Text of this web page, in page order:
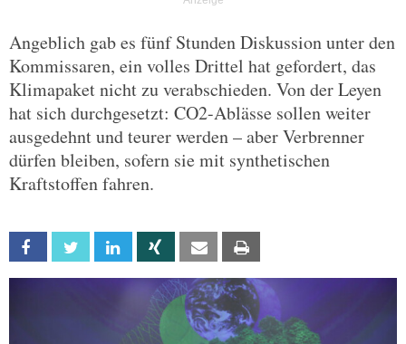
Angeblich gab es fünf Stunden Diskussion unter den
Kommissaren, ein volles Drittel hat gefordert, das
Klimapaket nicht zu verabschieden. Von der Leyen
hat sich durchgesetzt: CO2-Ablässe sollen weiter
ausgedehnt und teurer werden – aber Verbrenner
dürfen bleiben, sofern sie mit synthetischen
Kraftstoffen fahren.
Facebook Twitter Linkedin Xing Email